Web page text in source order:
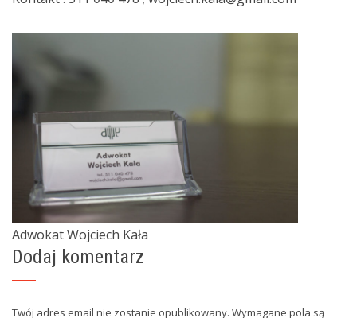
Adwokat Wojciech Kała
Dodaj komentarz
Twój adres email nie zostanie opublikowany. Wymagane pola są